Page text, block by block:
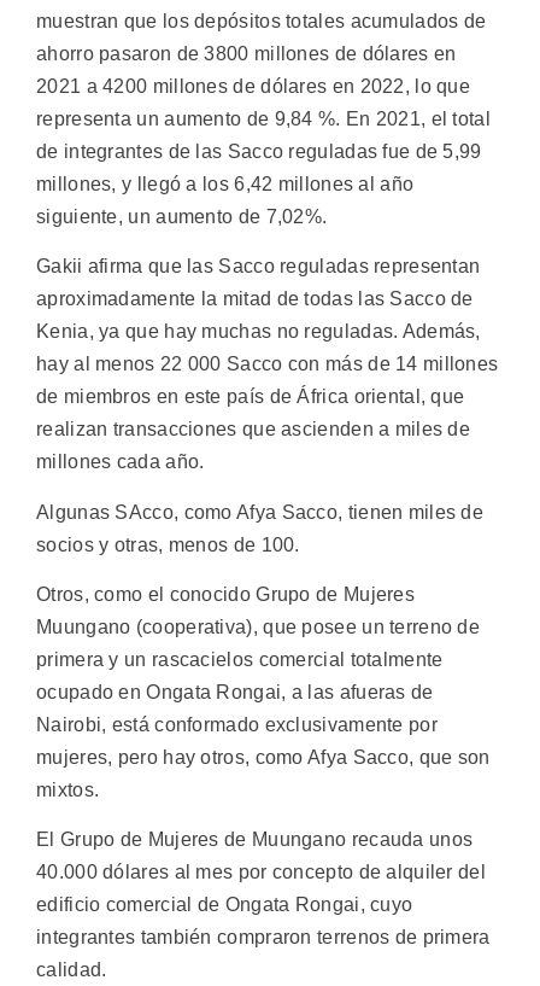
muestran que los depósitos totales acumulados de
ahorro pasaron de 3800 millones de dólares en
2021 a 4200 millones de dólares en 2022, lo que
representa un aumento de 9,84 %. En 2021, el total
de integrantes de las Sacco reguladas fue de 5,99
millones, y llegó a los 6,42 millones al año
siguiente, un aumento de 7,02%.
Gakii afirma que las Sacco reguladas representan
aproximadamente la mitad de todas las Sacco de
Kenia, ya que hay muchas no reguladas. Además,
hay al menos 22 000 Sacco con más de 14 millones
de miembros en este país de África oriental, que
realizan transacciones que ascienden a miles de
millones cada año.
Algunas SAcco, como Afya Sacco, tienen miles de
socios y otras, menos de 100.
Otros, como el conocido Grupo de Mujeres
Muungano (cooperativa), que posee un terreno de
primera y un rascacielos comercial totalmente
ocupado en Ongata Rongai, a las afueras de
Nairobi, está conformado exclusivamente por
mujeres, pero hay otros, como Afya Sacco, que son
mixtos.
El Grupo de Mujeres de Muungano recauda unos
40.000 dólares al mes por concepto de alquiler del
edificio comercial de Ongata Rongai, cuyo
integrantes también compraron terrenos de primera
calidad.